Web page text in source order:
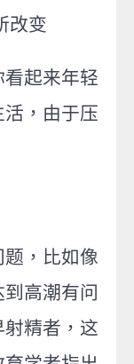
改变
起来年轻
，由于压
，比如像
高潮有问
精者，这